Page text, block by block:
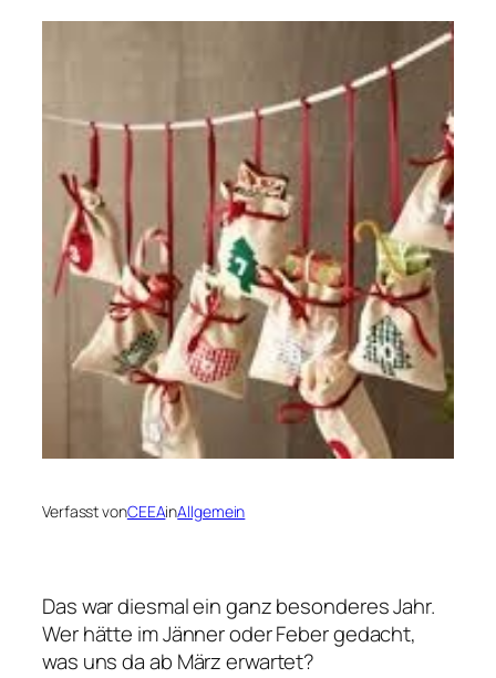
Verfasst vonCEEAinAllgemein
Das war diesmal ein ganz besonderes Jahr.
Wer hätte im Jänner oder Feber gedacht,
was uns da ab März erwartet?